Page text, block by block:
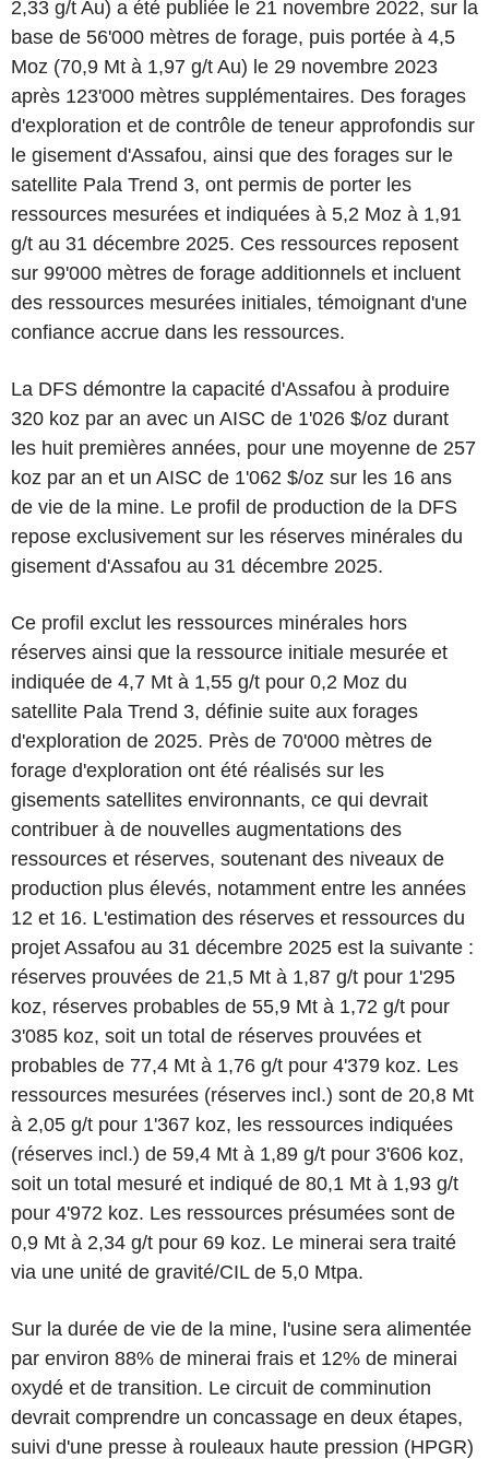
2,33 g/t Au) a été publiée le 21 novembre 2022, sur la
base de 56'000 mètres de forage, puis portée à 4,5
Moz (70,9 Mt à 1,97 g/t Au) le 29 novembre 2023
après 123'000 mètres supplémentaires. Des forages
d'exploration et de contrôle de teneur approfondis sur
le gisement d'Assafou, ainsi que des forages sur le
satellite Pala Trend 3, ont permis de porter les
ressources mesurées et indiquées à 5,2 Moz à 1,91
g/t au 31 décembre 2025. Ces ressources reposent
sur 99'000 mètres de forage additionnels et incluent
des ressources mesurées initiales, témoignant d'une
confiance accrue dans les ressources.
La DFS démontre la capacité d'Assafou à produire
320 koz par an avec un AISC de 1'026 $/oz durant
les huit premières années, pour une moyenne de 257
koz par an et un AISC de 1'062 $/oz sur les 16 ans
de vie de la mine. Le profil de production de la DFS
repose exclusivement sur les réserves minérales du
gisement d'Assafou au 31 décembre 2025.
Ce profil exclut les ressources minérales hors
réserves ainsi que la ressource initiale mesurée et
indiquée de 4,7 Mt à 1,55 g/t pour 0,2 Moz du
satellite Pala Trend 3, définie suite aux forages
d'exploration de 2025. Près de 70'000 mètres de
forage d'exploration ont été réalisés sur les
gisements satellites environnants, ce qui devrait
contribuer à de nouvelles augmentations des
ressources et réserves, soutenant des niveaux de
production plus élevés, notamment entre les années
12 et 16. L'estimation des réserves et ressources du
projet Assafou au 31 décembre 2025 est la suivante :
réserves prouvées de 21,5 Mt à 1,87 g/t pour 1'295
koz, réserves probables de 55,9 Mt à 1,72 g/t pour
3'085 koz, soit un total de réserves prouvées et
probables de 77,4 Mt à 1,76 g/t pour 4'379 koz. Les
ressources mesurées (réserves incl.) sont de 20,8 Mt
à 2,05 g/t pour 1'367 koz, les ressources indiquées
(réserves incl.) de 59,4 Mt à 1,89 g/t pour 3'606 koz,
soit un total mesuré et indiqué de 80,1 Mt à 1,93 g/t
pour 4'972 koz. Les ressources présumées sont de
0,9 Mt à 2,34 g/t pour 69 koz. Le minerai sera traité
via une unité de gravité/CIL de 5,0 Mtpa.
Sur la durée de vie de la mine, l'usine sera alimentée
par environ 88% de minerai frais et 12% de minerai
oxydé et de transition. Le circuit de comminution
devrait comprendre un concassage en deux étapes,
suivi d'une presse à rouleaux haute pression (HPGR)